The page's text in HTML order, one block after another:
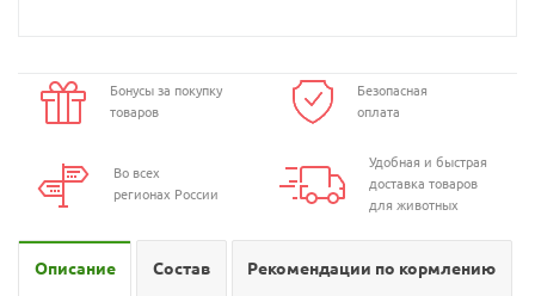
Бонусы за покупку
товаров
Безопасная
оплата
Во всех
регионах России
Удобная и быстрая
доставка товаров
для животных
Описание Состав Рекомендации по кормлению